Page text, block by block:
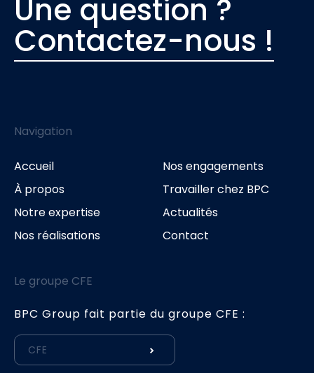
Une question ?
Contactez-nous !
Navigation
Accueil
À propos
Notre expertise
Nos réalisations
Nos engagements
Travailler chez BPC
Actualités
Contact
Le groupe CFE
BPC Group fait partie du groupe CFE :
CFE